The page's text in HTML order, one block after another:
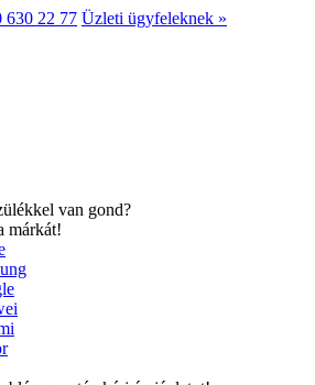
630 22 77 Üzleti ügyfeleknek »
van gond?
márkát!